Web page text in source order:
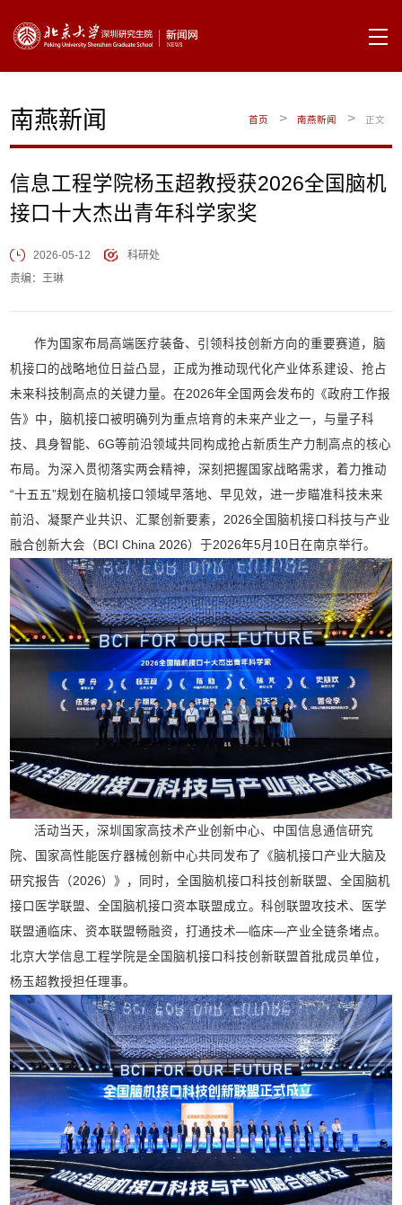
南燕新闻 首页 > 南燕新闻 > 正文
信息工程学院杨玉超教授获2026全国脑机
接口十大杰出青年科学家奖
2026-05-12
科研处
责编：王琳
作为国家布局高端医疗装备、引领科技创新方向的重要赛道，脑
机接口的战略地位日益凸显，正成为推动现代化产业体系建设、抢占
未来科技制高点的关键力量。在2026年全国两会发布的《政府工作报
告》中，脑机接口被明确列为重点培育的未来产业之一，与量子科
技、具身智能、6G等前沿领域共同构成抢占新质生产力制高点的核心
布局。为深入贯彻落实两会精神，深刻把握国家战略需求，着力推动
“十五五”规划在脑机接口领域早落地、早见效，进一步瞄准科技未来
前沿、凝聚产业共识、汇聚创新要素，2026全国脑机接口科技与产业
融合创新大会（BCI China 2026）于2026年5月10日在南京举行。
活动当天，深圳国家高技术产业创新中心、中国信息通信研究
院、国家高性能医疗器械创新中心共同发布了《脑机接口产业大脑及
研究报告（2026）》，同时，全国脑机接口科技创新联盟、全国脑机
接口医学联盟、全国脑机接口资本联盟成立。科创联盟攻技术、医学
联盟通临床、资本联盟畅融资，打通技术—临床—产业全链条堵点。
北京大学信息工程学院是全国脑机接口科技创新联盟首批成员单位，
杨玉超教授担任理事。